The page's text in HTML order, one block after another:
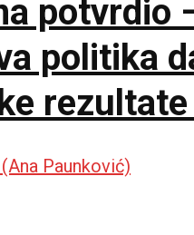
potvrdio
politika
rezultate
sceni